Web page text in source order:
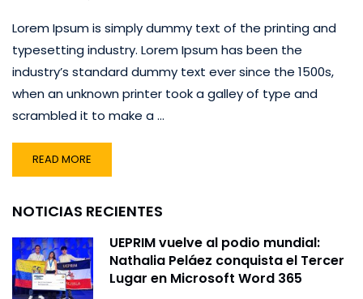
Lorem Ipsum is simply dummy text of the printing and
typesetting industry. Lorem Ipsum has been the
industry’s standard dummy text ever since the 1500s,
when an unknown printer took a galley of type and
scrambled it to make a …
READ MORE
NOTICIAS RECIENTES
UEPRIM vuelve al podio mundial:
Nathalia Peláez conquista el Tercer
Lugar en Microsoft Word 365